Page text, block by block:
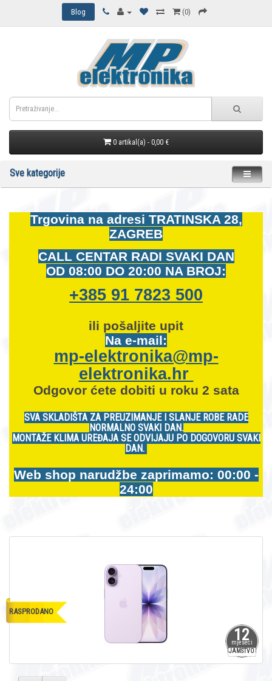
Blog (0)
0 artikal(a) - 0,00 €
Sve kategorije
Trgovina na adresi TRATINSKA 28,
ZAGREB
CALL CENTAR RADI SVAKI DAN
OD 08:00 DO 20:00 NA BROJ:
+385 91 7823 500
ili pošaljite upit
Na e-mail:
mp-elektronika@mp-
elektronika.hr
Odgovor ćete dobiti u roku 2 sata
SVA SKLADIŠTA ZA PREUZIMANJE I SLANJE ROBE RADE
NORMALNO SVAKI DAN.
MONTAŽE KLIMA UREĐAJA SE ODVIJAJU PO DOGOVORU SVAKI
DAN.
Web shop narudžbe zaprimamo: 00:00 -
24:00
12
mjeseci
JAMSTVO
RASPRODANO